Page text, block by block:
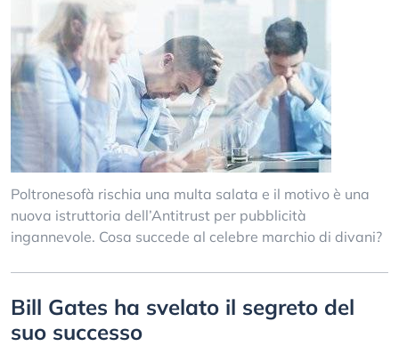
Poltronesofà rischia una multa salata e il motivo è una
nuova istruttoria dell’Antitrust per pubblicità
ingannevole. Cosa succede al celebre marchio di divani?
Bill Gates ha svelato il segreto del
suo successo